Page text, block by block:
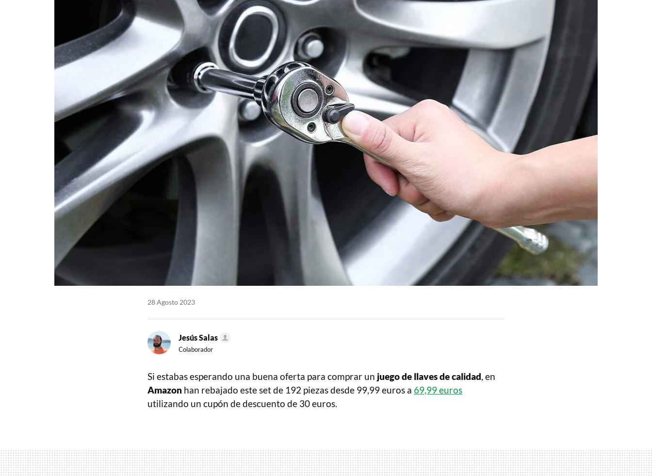
28 Agosto 2023
Jesús Salas
Colaborador
Si estabas esperando una buena oferta para comprar un juego de llaves de calidad, en
Amazon han rebajado este set de 192 piezas desde 99,99 euros a 69,99 euros
utilizando un cupón de descuento de 30 euros.